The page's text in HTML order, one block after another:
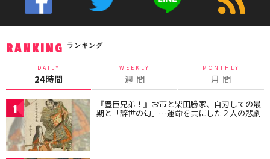
RANKING ランキング
DAILY
24時間
WEEKLY
週 間
MONTHLY
月 間
1 『豊臣兄弟！』お市と柴田勝家、自刃しての最
期と「辞世の句」…運命を共にした２人の悲劇